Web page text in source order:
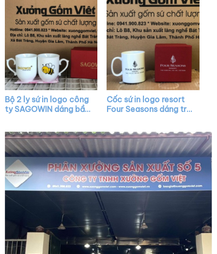
Bộ 2 ly sứ in logo công
ty SAGOWIN dáng bầu
Cốc sứ in logo resort
Four Seasons dáng trụ